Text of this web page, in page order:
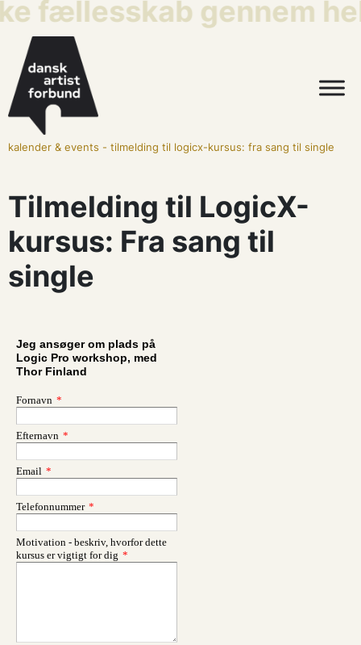
fællesskab gennem
kalender & events - tilmelding til logicx-kursus: fra sang til single
Tilmelding til LogicX-
kursus: Fra sang til
single